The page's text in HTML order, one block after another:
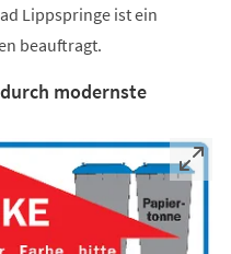
Lippspringe ist ein
beauftragt.
modernste